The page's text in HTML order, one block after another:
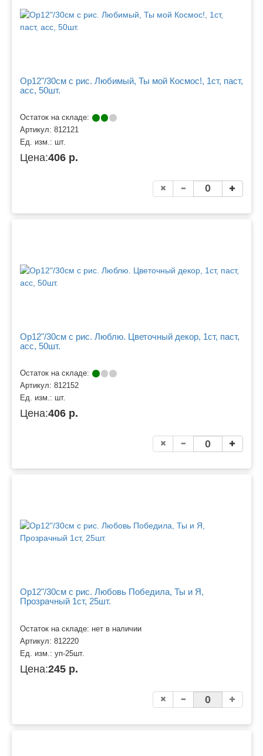
Ор12"/30см с рис. Любимый, Ты мой Космос!, 1ст, паст,
асс, 50шт.
Остаток на складе:
Артикул: 812121
Ед. изм.: шт.
Цена:406 р.
Ор12"/30см с рис. Люблю. Цветочный декор, 1ст, паст,
асс, 50шт.
Остаток на складе:
Артикул: 812152
Ед. изм.: шт.
Цена:406 р.
Ор12"/30см с рис. Любовь Победила, Ты и Я,
Прозрачный 1ст, 25шт.
Остаток на складе: нет в наличии
Артикул: 812220
Ед. изм.: уп-25шт.
Цена:245 р.